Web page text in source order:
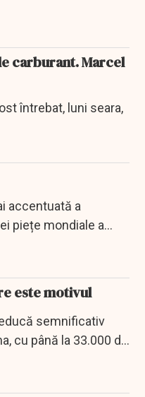
carburant. Marcel
întrebat, luni seara,
accentuată a
piețe mondiale a
este motivul
semnificativ
cu până la 33.000 de